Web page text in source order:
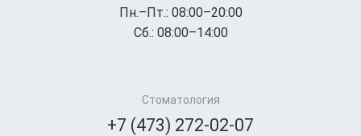
Пн.–Пт.: 08:00–20:00
Сб.: 08:00–14:00
Стоматология
+7 (473) 272-02-07